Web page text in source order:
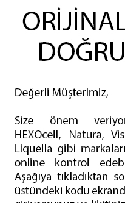
Ana Sayfa Hakkımızda
ÜRÜNLER
İNDİRİMLİ ÜRÜNLER
ESİGARA - TEK APARATLI (68)
ESİGARA - ÇİFT APARATLI (4)